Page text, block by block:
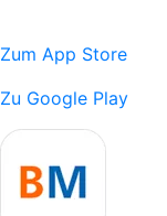
Zum App Store
Zu Google Play